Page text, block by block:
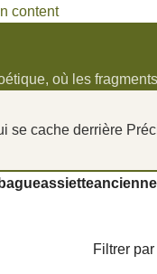
content
où les
se cache derrière
Filtrer